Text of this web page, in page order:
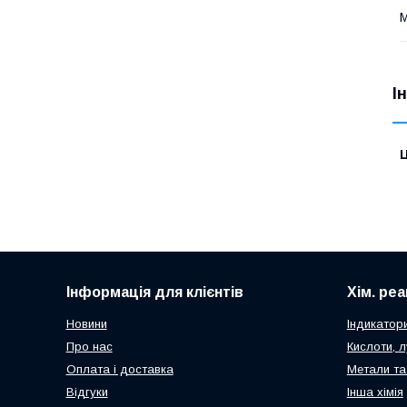
Інформація для клієнтів
Новини
Про нас
Оплата і доставка
Відгуки
Хім.
Кислоти,
Метали
Інша хімія